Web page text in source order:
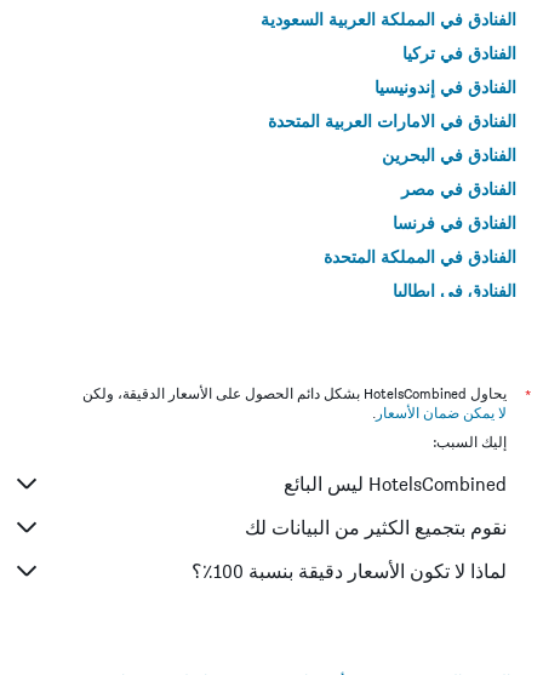
الفنادق في المملكة العربية السعودية
الفنادق في تركيا
الفنادق في إندونيسيا
الفنادق في الامارات العربية المتحدة
الفنادق في البحرين
الفنادق في مصر
الفنادق في فرنسا
الفنادق في المملكة المتحدة
الفنادق في إيطاليا
*
يحاول HotelsCombined بشكل دائم الحصول على الأسعار الدقيقة، ولكن
لا يمكن ضمان الأسعار .
إليك السبب:
HotelsCombined ليس البائع
نقوم بتجميع الكثير من البيانات لك
لماذا لا تكون الأسعار دقيقة بنسبة 100٪؟